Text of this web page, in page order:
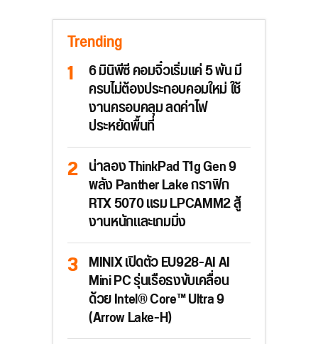
Trending
6 มินิพีซี คอมจิ๋วเริ่มแค่ 5 พัน มี
ครบไม่ต้องประกอบคอมใหม่ ใช้
งานครอบคลุม ลดค่าไฟ
ประหยัดพื้นที่
น่าลอง ThinkPad T1g Gen 9
พลัง Panther Lake กราฟิก
RTX 5070 แรม LPCAMM2 สู้
งานหนักและเกมมิ่ง
MINIX เปิดตัว EU928-AI AI
Mini PC รุ่นเรือธงขับเคลื่อน
ด้วย Intel® Core™ Ultra 9
(Arrow Lake-H)